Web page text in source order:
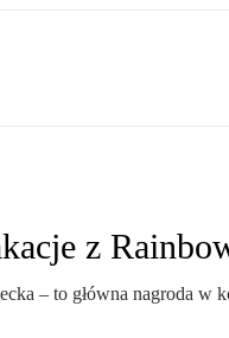
z
– to główna nagroda